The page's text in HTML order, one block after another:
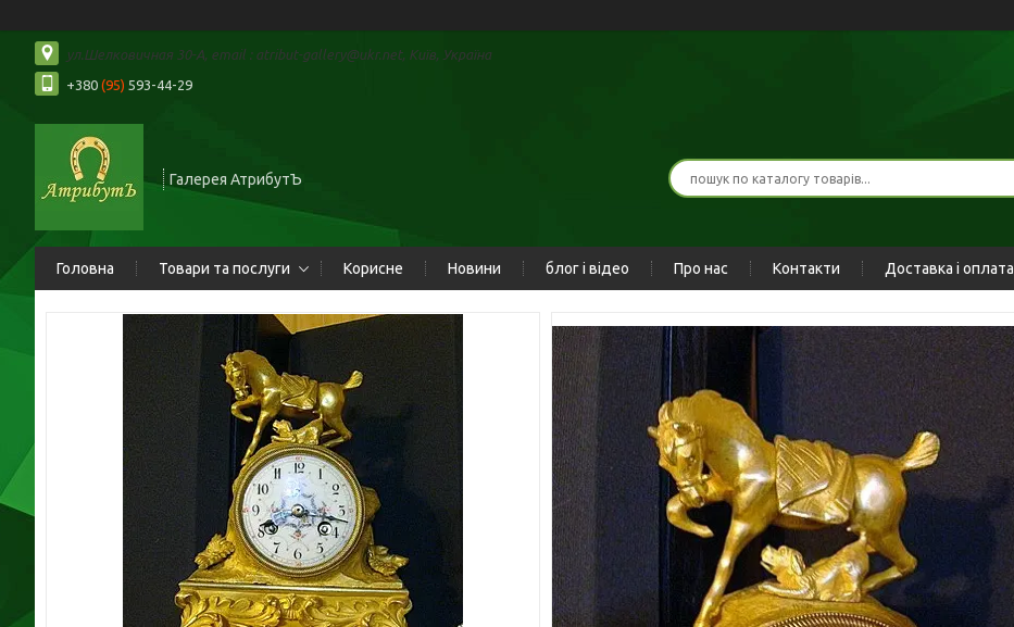
ул.Шелковичная 30-А, email : atribut-gallery@ukr.net, Київ, Україна
+380 (95) 593-44-29
Галерея АтрибутЪ
Головна Товари та послуги Корисне Новини блог і відео Про нас Контакти Доставка і оплата